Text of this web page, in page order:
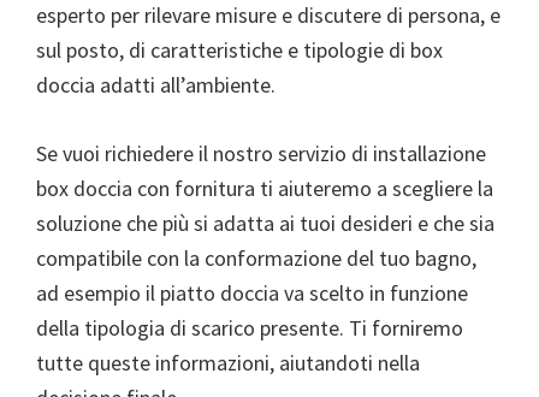
esperto per rilevare misure e discutere di persona, e
sul posto, di caratteristiche e tipologie di box
doccia adatti all’ambiente.
Se vuoi richiedere il nostro servizio di installazione
box doccia con fornitura ti aiuteremo a scegliere la
soluzione che più si adatta ai tuoi desideri e che sia
compatibile con la conformazione del tuo bagno,
ad esempio il piatto doccia va scelto in funzione
della tipologia di scarico presente. Ti forniremo
tutte queste informazioni, aiutandoti nella